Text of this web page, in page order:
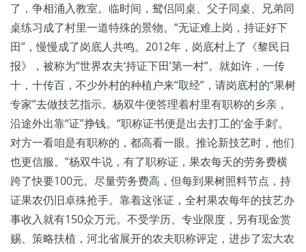
了，争相涌入教室。临时间，鸳侣同桌、父子同桌、兄弟同
桌练习成了村里一道特殊的景物。“无证难上岗，持证好下
田”，慢慢成了岗底人共鸣。2012年，岗底村上了《黎民日
报》，被称为“世界农夫‘持证下田’第一村”。就如许，一传
十，十传百，不少外村的种植户来“取经”，请岗底村的“果树
专家”去做技艺指示。杨双牛便答理着村里有职称的乡亲，
沿途外出靠“证”挣钱。“职称证书便是出去打工的‘金手刺’。
对方一看咱是有职称的，都高看一眼。推论新技艺时，他们
也更信服。”杨双牛说，有了职称证，果农每天的劳务费横
跨了快要100元。尽量劳务费高，但每到果树照料节点，持
证果农仍旧卓殊抢手。靠着这张证，全村果农每年的技艺办
事收入就有150众万元。不受学历、专业限度，另有现金赏
赐、策略扶植，河北省展开的农夫职称评定，进步了宏大农